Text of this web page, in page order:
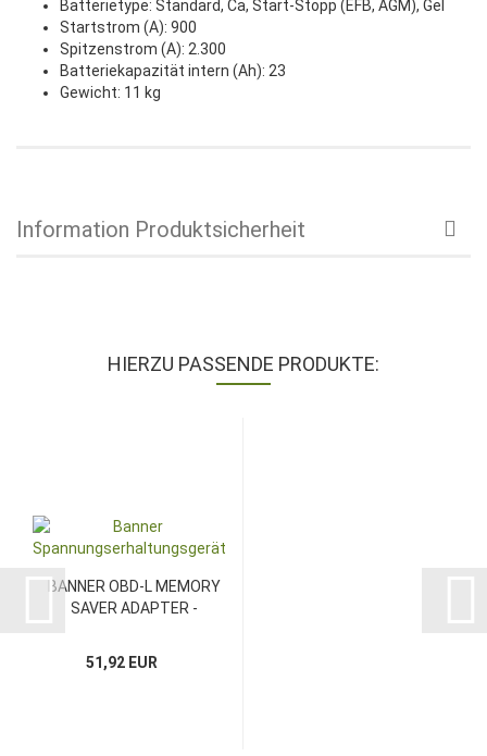
Batterietype: Standard, Ca, Start-Stopp (EFB, AGM), Gel
Startstrom (A): 900
Spitzenstrom (A): 2.300
Batteriekapazität intern (Ah): 23
Gewicht: 11 kg
Information Produktsicherheit
HIERZU PASSENDE PRODUKTE:
BANNER OBD-L MEMORY
SAVER ADAPTER -
51,92 EUR